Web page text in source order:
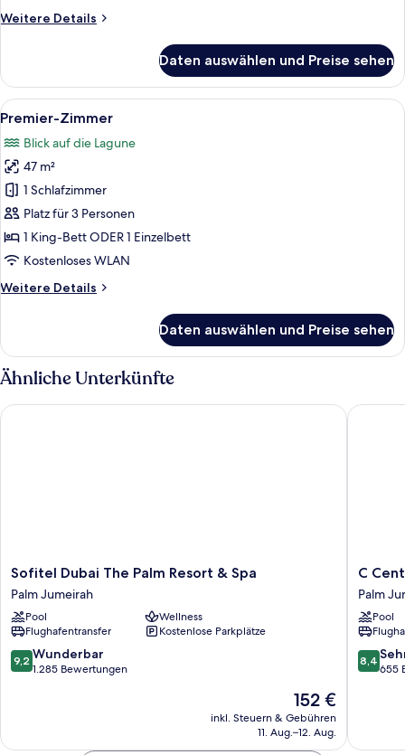
anzeigen
Weitere Details
Weitere
Zimmer,
Blick
auf
Lagune
Daten auswählen und Preise sehen
Alle
Fotos
für
Premier-
Zimmer
anzeigen
Ein Poolbereich mit Tisch und
9
Premier-Zimmer
Blick auf die Lagune
47 m²
1 Schlafzimmer
Platz für 3 Personen
1 King-Bett ODER 1 Einzelbett
Kostenloses WLAN
Weitere Details
Weitere
Zimmer
Daten auswählen und Preise sehen
Ähnliche Unterkünfte
Sofitel
Dubai
The
Palm
Resort
&
Spa
Sofitel Dubai The Palm Resort & Spa
Palm Jumeirah
Pool
Wellness
Flughafentransfer
Kostenlose Parkplätze
9.2
von
9,2 Wunderbar
1.285 Bewertungen
Der
Preis
beträgt
152 €
inkl. Steuern & Gebühren
11. Aug.–12. Aug.
Sofitel Dubai The Palm Resort & Spa
C
Central
Resort
the
Palm
Palm
C
Palm
Pool
8.4
von
8,4
655
C